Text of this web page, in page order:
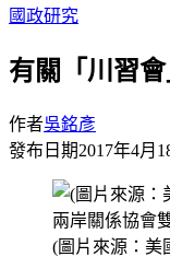
國政研究
有關「川習
作者吳銘彥
發布日期2017年4月
(圖片來源：美